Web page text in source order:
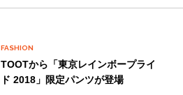
FASHION
TOOTから「東京レインボープライ
ド 2018」限定パンツが登場